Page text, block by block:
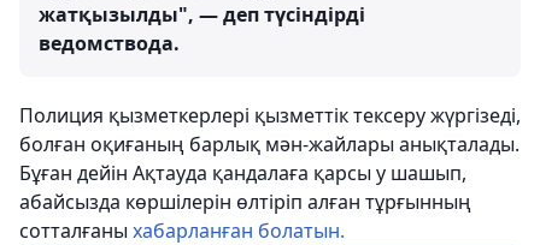
жатқызылды", — деп түсіндірді
ведомствода.
Полиция қызметкерлері қызметтік тексеру жүргізеді,
болған оқиғаның барлық мән-жайлары анықталады.
Бұған дейін Ақтауда қандалаға қарсы у шашып,
абайсызда көршілерін өлтіріп алған тұрғынның
сотталғаны хабарланған болатын.